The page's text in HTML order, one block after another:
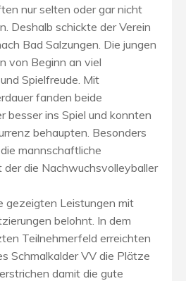
nur selten oder gar nicht
Deshalb schickte der Verein
Bad Salzungen. Die jungen
von Beginn an viel
Spielfreude. Mit
fanden beide
besser ins Spiel und konnten
behaupten. Besonders
mannschaftliche
der die Nachwuchsvolleyballer
gezeigten Leistungen mit
belohnt. In dem
Teilnehmerfeld erreichten
Schmalkalder VV die Plätze
damit die gute